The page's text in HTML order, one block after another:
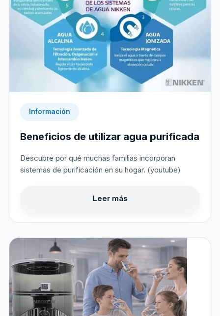
Información
Beneficios de utilizar agua purificada
Descubre por qué muchas familias incorporan
sistemas de purificación en su hogar. (youtube)
Leer más